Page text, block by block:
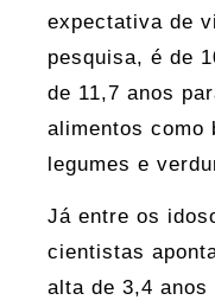
expectativa de
pesquisa, é de
de 11,7 anos
alimentos como
legumes e
Já entre os
cientistas
alta de 3,4